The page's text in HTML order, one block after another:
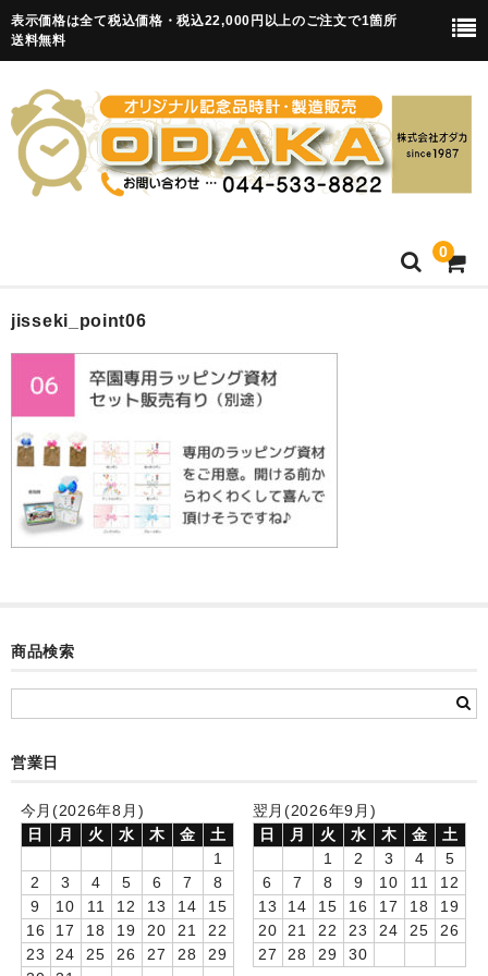
表示価格は全て税込価格・税込22,000円以上のご注文で1箇所
送料無料
0
HOME
目覚まし時計(集合)
知育目覚まし時計(集合・園舎)
カード付フォトフレームクロック(集合)
目覚まし時計(集合＋個別)
音声時計(集合)
目覚まし時計(個別)
知育時計
制服メモリー
お絵かきギャラリー
自作オリジナル時計
jisseki_point06
商品検索
営業日
今月(2026年8月)
日
月 火 水 木 金
土
1
2
3 4 5 6 7
8
9
10 11 12 13 14
15
16
17 18 19 20 21
22
23
24 25 26 27 28
29
翌月(2026年9月)
日
月 火 水 木 金
土
1
2 3 4
5
6
7 8 9 10 11
12
13
14 15 16 17 18
19
20
21 22 23 24 25
26
27
28 29 30